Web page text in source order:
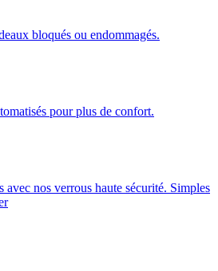
bloqués ou endommagés.
pour plus de confort.
avec nos verrous haute sécurité. Simples